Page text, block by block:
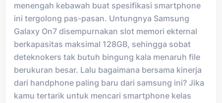
menengah kebawah buat spesifikasi smartphone
ini tergolong pas-pasan. Untungnya Samsung
Galaxy On7 disempurnakan slot memori ekternal
berkapasitas maksimal 128GB, sehingga sobat
deteknokers tak butuh bingung kala menaruh file
berukuran besar. Lalu bagaimana bersama kinerja
dari handphone paling baru dari samsung ini? Jika
kamu tertarik untuk mencari smartphone kelas